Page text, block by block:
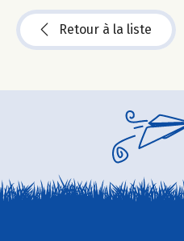
Retour à la liste